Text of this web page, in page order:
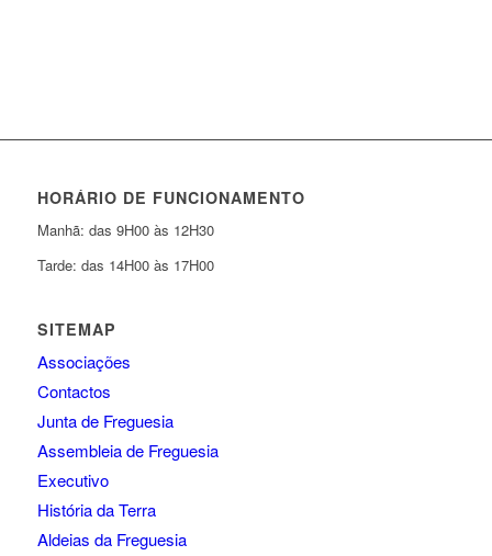
HORÁRIO DE FUNCIONAMENTO
Manhã: das 9H00 às 12H30
Tarde: das 14H00 às 17H00
SITEMAP
Associações
Contactos
Junta de Freguesia
Assembleia de Freguesia
Executivo
História da Terra
Aldeias da Freguesia